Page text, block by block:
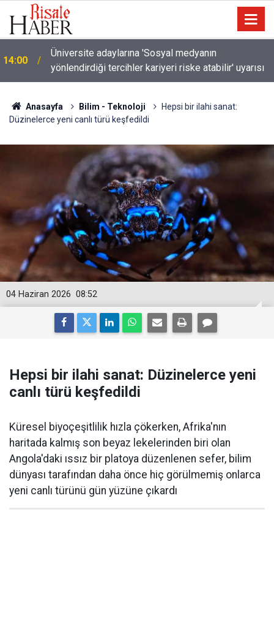
11:02
Türkiye-Suudi Arabistan-Pakistan Anlaşması ve
Said Nursi'nin sevinci
Anasayfa Bilim - Teknoloji
Hepsi bir ilahi sanat:
Düzinelerce yeni canlı türü keşfedildi
08:52
04 Haziran 2026
Hepsi bir ilahi sanat: Düzinelerce yeni
canlı türü keşfedildi
Küresel biyoçeşitlilik hızla çökerken, Afrika'nın
haritada kalmış son beyaz lekelerinden biri olan
Angola'daki ıssız bir platoya düzenlenen sefer, bilim
dünyası tarafından daha önce hiç görülmemiş onlarca
yeni canlı türünü gün yüzüne çıkardı